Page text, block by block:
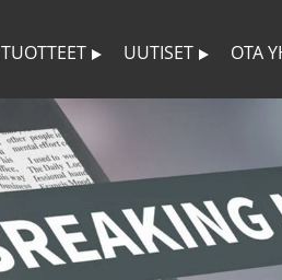
TUOTTEET UUTISET OTA